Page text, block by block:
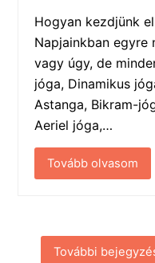
Hogyan kezdjünk
Napjainkban egyre
vagy úgy, de
jóga, Dinamikus
Astanga, Bikram-
Aeriel jóga,…
Tovább olvasom
További